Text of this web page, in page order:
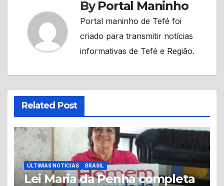
ByPortal Maninho
Portal maninho de Tefé foi
criado para transmitir notícias
informativas de Tefé e Região.
Related Post
ÚLTIMAS NOTÍCIAS BRASIL
Lei Maria da Penha completa